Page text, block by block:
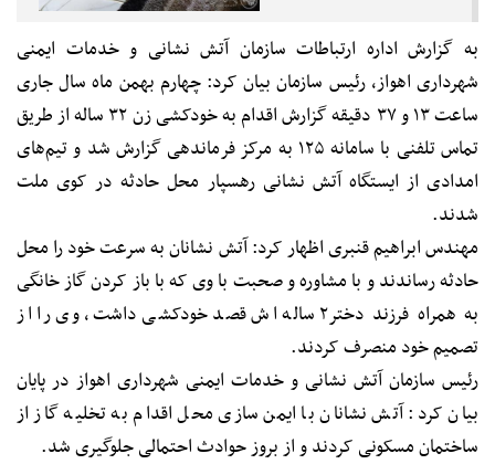
به گزارش اداره ارتباطات سازمان آتش نشانی و خدمات ایمنی
شهرداری اهواز، رئیس سازمان بیان کرد: چهارم بهمن ماه سال جاری
ساعت ۱۳ و ۳۷ دقیقه گزارش اقدام به خودکشی زن ۳۲ ساله از طریق
تماس تلفنی با سامانه ۱۲۵ به مرکز فرماندهی گزارش شد و تیم‌های
امدادی از ایستگاه آتش نشانی رهسپار محل حادثه در کوی ملت
شدند.
مهندس ابراهیم قنبری اظهار کرد: آتش نشانان به سرعت خود را محل
حادثه رساندند و با مشاوره و صحبت با وی که با باز کردن گاز خانگی
به همراه فرزند دختر۲ ساله اش قصد خودکشی داشت، وی را از
تصمیم خود منصرف کردند.
رئیس سازمان آتش نشانی و خدمات ایمنی شهرداری اهواز در پایان
بیان کرد: آتش نشانان با ایمن سازی محل اقدام به تخلیه گاز از
ساختمان مسکونی کردند و از بروز حوادث احتمالی جلوگیری شد.